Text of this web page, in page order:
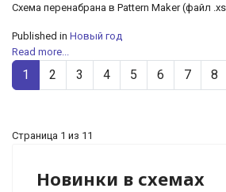
Схема перенабрана в Pattern Maker (файл
Published in Новый год
Read more...
1 2 3 4 5 6 7 8
Страница 1 из 11
Новинки в схемах